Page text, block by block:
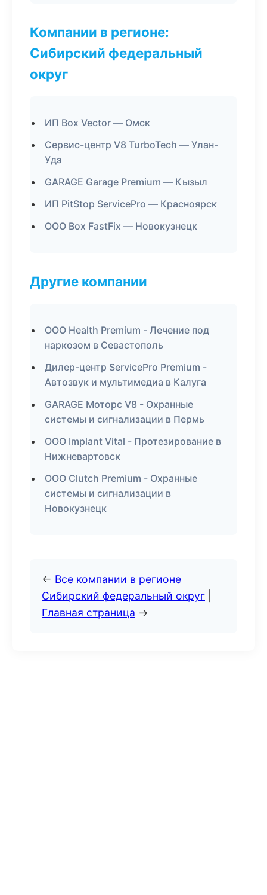
Компании в регионе:
Сибирский федеральный
округ
ИП Box Vector — Омск
Сервис-центр V8 TurboTech — Улан-
Удэ
GARAGE Garage Premium — Кызыл
ИП PitStop ServicePro — Красноярск
ООО Box FastFix — Новокузнецк
Другие компании
ООО Health Premium - Лечение под
наркозом в Севастополь
Дилер-центр ServicePro Premium -
Автозвук и мультимедиа в Калуга
GARAGE Моторс V8 - Охранные
системы и сигнализации в Пермь
ООО Implant Vital - Протезирование в
Нижневартовск
ООО Clutch Premium - Охранные
системы и сигнализации в
Новокузнецк
← Все компании в регионе
Сибирский федеральный округ
Главная страница →